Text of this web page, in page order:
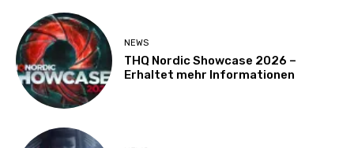
NEWS
THQ Nordic Showcase 2026 –
Erhaltet mehr Informationen